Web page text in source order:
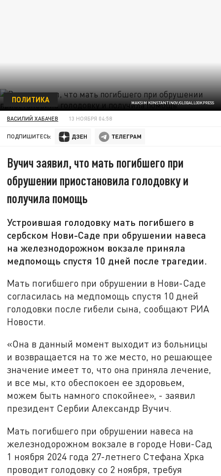
MAKSIM KONSTANTINOV/GLOBALLOOKPRESS
ПОЛИТИКА
ВАСИЛИЙ ХАБАЧЕВ 13 НОЯБРЯ 04:58
ПОДПИШИТЕСЬ:
Вучич заявил, что мать погибшего при
обрушении приостановила голодовку и
получила помощь
Устроившая голодовку мать погибшего в
сербском Нови-Саде при обрушении навеса
на железнодорожном вокзале приняла
медпомощь спустя 10 дней после трагедии.
Мать погибшего при обрушении в Нови-Саде
согласилась на медпомощь спустя 10 дней
голодовки после гибели сына, сообщают РИА
Новости.
«Она в данный момент выходит из больницы
и возвращается на то же место, но решающее
значение имеет то, что она приняла лечение,
и все мы, кто обеспокоен ее здоровьем,
можем быть намного спокойнее», - заявил
президент Сербии Александр Вучич.
Мать погибшего при обрушении навеса на
железнодорожном вокзале в городе Нови-Сад
1 ноября 2024 года 27-летнего Стефана Хрка
проводит голодовку со 2 ноября, требуя